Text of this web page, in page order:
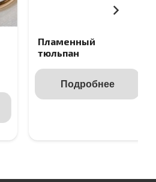
Пламенный
тюльпан
Подробнее